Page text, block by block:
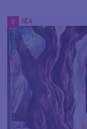
# ΝΕΑ